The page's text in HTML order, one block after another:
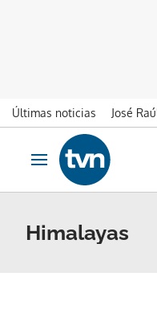
Últimas noticias José
Ir al contenido
Obrir navegació
Himalayas